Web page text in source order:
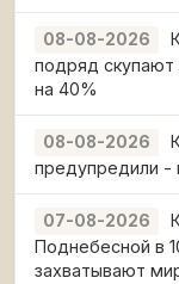
08-08-2026
подряд скупают
на 40%
08-08-2026
предупредили -
07-08-2026
Поднебесной в
захватывают